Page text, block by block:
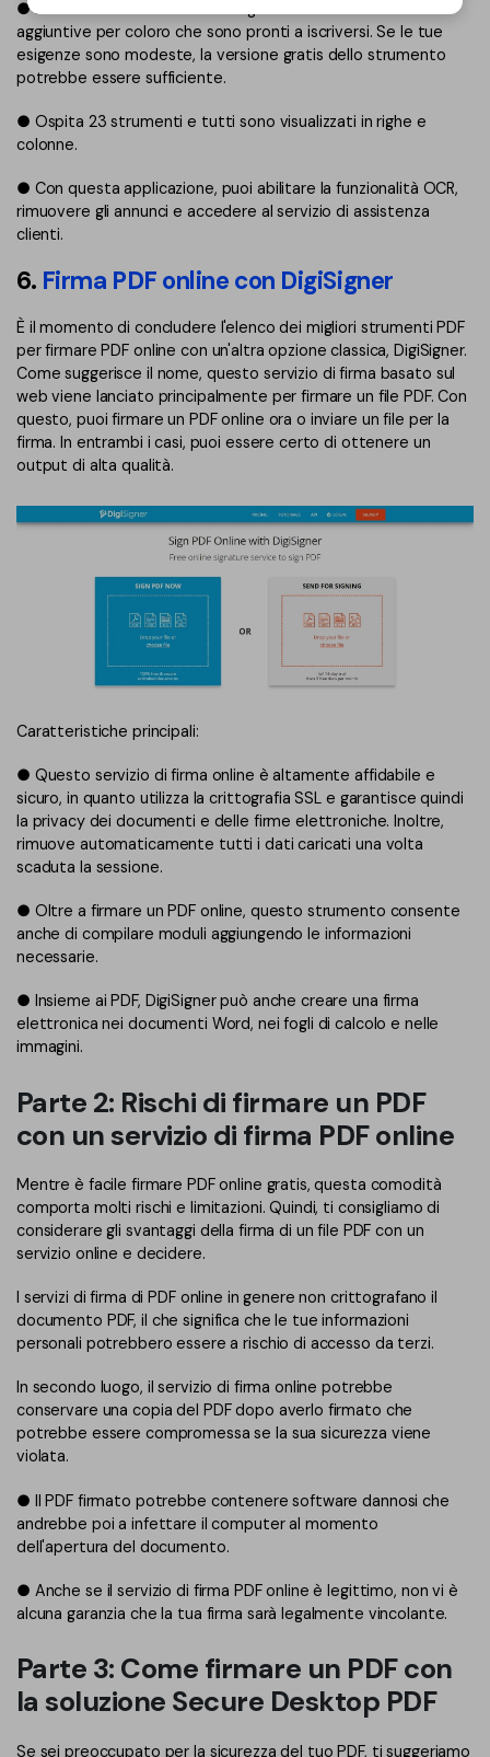
● iLovePDF è un servizio online gratis con funzionalità
aggiuntive per coloro che sono pronti a iscriversi. Se le tue
esigenze sono modeste, la versione gratis dello strumento
potrebbe essere sufficiente.
● Ospita 23 strumenti e tutti sono visualizzati in righe e
colonne.
● Con questa applicazione, puoi abilitare la funzionalità OCR,
rimuovere gli annunci e accedere al servizio di assistenza
clienti.
6. Firma PDF online con DigiSigner
È il momento di concludere l'elenco dei migliori strumenti PDF
per firmare PDF online con un'altra opzione classica, DigiSigner.
Come suggerisce il nome, questo servizio di firma basato sul
web viene lanciato principalmente per firmare un file PDF. Con
questo, puoi firmare un PDF online ora o inviare un file per la
firma. In entrambi i casi, puoi essere certo di ottenere un
output di alta qualità.
Caratteristiche principali:
● Questo servizio di firma online è altamente affidabile e
sicuro, in quanto utilizza la crittografia SSL e garantisce quindi
la privacy dei documenti e delle firme elettroniche. Inoltre,
rimuove automaticamente tutti i dati caricati una volta
scaduta la sessione.
● Oltre a firmare un PDF online, questo strumento consente
anche di compilare moduli aggiungendo le informazioni
necessarie.
● Insieme ai PDF, DigiSigner può anche creare una firma
elettronica nei documenti Word, nei fogli di calcolo e nelle
immagini.
Parte 2: Rischi di firmare un PDF
con un servizio di firma PDF online
Mentre è facile firmare PDF online gratis, questa comodità
comporta molti rischi e limitazioni. Quindi, ti consigliamo di
considerare gli svantaggi della firma di un file PDF con un
servizio online e decidere.
I servizi di firma di PDF online in genere non crittografano il
documento PDF, il che significa che le tue informazioni
personali potrebbero essere a rischio di accesso da terzi.
In secondo luogo, il servizio di firma online potrebbe
conservare una copia del PDF dopo averlo firmato che
potrebbe essere compromessa se la sua sicurezza viene
violata.
● Il PDF firmato potrebbe contenere software dannosi che
andrebbe poi a infettare il computer al momento
dell'apertura del documento.
● Anche se il servizio di firma PDF online è legittimo, non vi è
alcuna garanzia che la tua firma sarà legalmente vincolante.
Parte 3: Come firmare un PDF con
la soluzione Secure Desktop PDF
Se sei preoccupato per la sicurezza del tuo PDF, ti suggeriamo